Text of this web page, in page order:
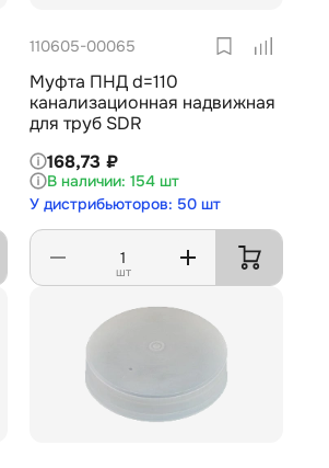
110605-00065
Муфта ПНД d=110
канализационная надвижная
для труб SDR
168,73 ₽
154 шт
У дистрибьюторов: 50 шт
шт